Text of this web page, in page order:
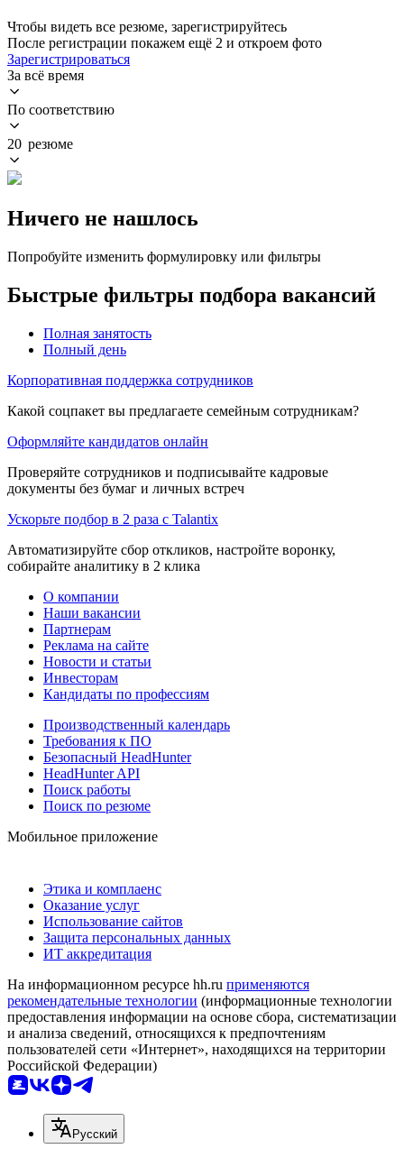
Чтобы видеть все резюме, зарегистрируйтесь
После регистрации покажем ещё 2 и откроем фото
Зарегистрироваться
За всё время
По соответствию
20 резюме
Ничего не нашлось
Попробуйте изменить формулировку или фильтры
Быстрые фильтры подбора вакансий
Полная занятость
Полный день
Корпоративная поддержка сотрудников
Какой соцпакет вы предлагаете семейным сотрудникам?
Оформляйте кандидатов онлайн
Проверяйте сотрудников и подписывайте кадровые
документы без бумаг и личных встреч
Ускорьте подбор в 2 раза с Talantix
Автоматизируйте сбор откликов, настройте воронку,
собирайте аналитику в 2 клика
О компании
Наши вакансии
Партнерам
Реклама на сайте
Новости и статьи
Инвесторам
Кандидаты по профессиям
Производственный календарь
Требования к ПО
Безопасный HeadHunter
HeadHunter API
Поиск работы
Поиск по резюме
Мобильное приложение
Этика и комплаенс
Оказание услуг
Использование сайтов
Защита персональных данных
ИТ аккредитация
На информационном ресурсе hh.ru применяются
рекомендательные технологии (информационные технологии
предоставления информации на основе сбора, систематизации
и анализа сведений, относящихся к предпочтениям
пользователей сети «Интернет», находящихся на территории
Российской Федерации)
Русский